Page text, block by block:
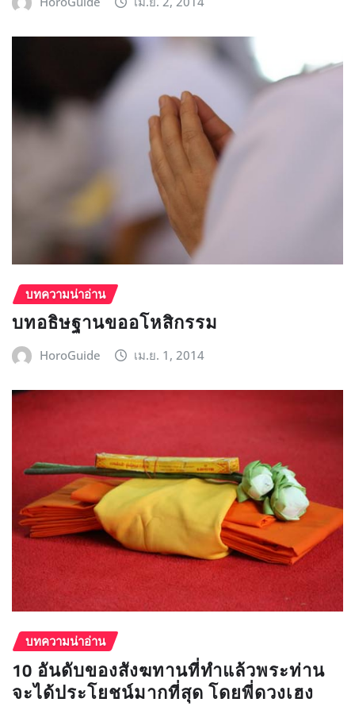
บทความน่าอ่าน
บทอธิษฐานขออโหสิกรรม
HoroGuide เม.ย. 1, 2014
บทความน่าอ่าน
10 อันดับของสังฆทานที่ทำแล้วพระท่าน
จะได้ประโยชน์มากที่สุด โดยพี่ดวงเฮง